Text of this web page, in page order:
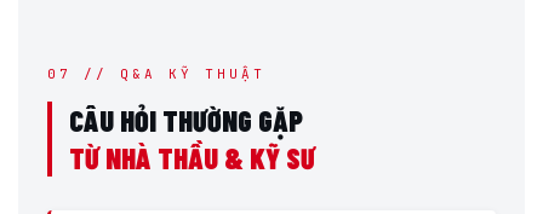
07 // Q&A KỸ THUẬT
CÂU HỎI THƯỜNG GẶP
TỪ NHÀ THẦU & KỸ SƯ